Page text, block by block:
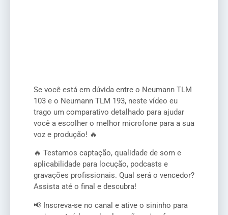
Se você está em dúvida entre o Neumann TLM
103 e o Neumann TLM 193, neste vídeo eu
trago um comparativo detalhado para ajudar
você a escolher o melhor microfone para a sua
voz e produção! 🔥
🔥 Testamos captação, qualidade de som e
aplicabilidade para locução, podcasts e
gravações profissionais. Qual será o vencedor?
Assista até o final e descubra!
📢 Inscreva-se no canal e ative o sininho para